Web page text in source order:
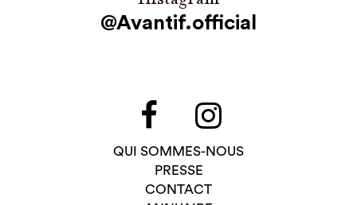
@Avantif.official
QUI SOMMES-NOUS
PRESSE
CONTACT